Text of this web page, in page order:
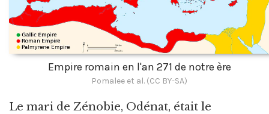
Empire romain en l'an 271 de notre ère
Pomalee et al. (CC BY-SA)
Le mari de Zénobie, Odénat, était le